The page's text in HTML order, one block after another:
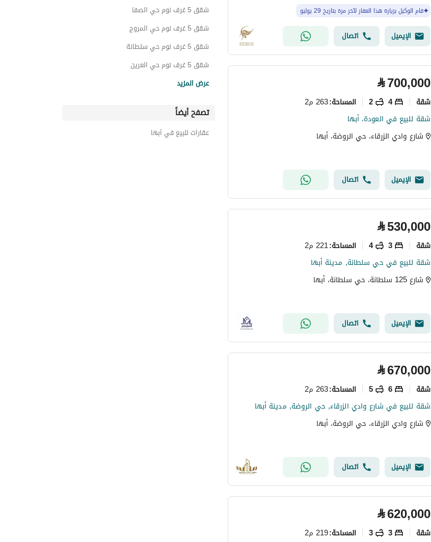
قام الوكيل بزيارة هذا العقار لآخر مرة بتاريخ 29 يوليو
الإيميل اتصال
⃁700,000
شقة 4
2 المساحة:263 م2
شقة للبيع في العودة، أبها
شارع وادي الزرقاء، حي الروضة، أبها
الإيميل اتصال
⃁530,000
شقة 3
4 المساحة:221 م2
شقة للبيع في حي سلطانة, مدينة أبها
شارع 125 سلطانة، حي سلطانة، أبها
الإيميل اتصال
⃁670,000
شقة 6
5 المساحة:263 م2
شقة للبيع في شارع وادي الزرقاء, حي الروضة, مدينة أبها
شارع وادي الزرقاء، حي الروضة، أبها
الإيميل اتصال
⃁620,000
شقة 3
3 المساحة:219 م2
شقق 5 غرف نوم حي الصفا
شقق 5 غرف نوم حي المروج
شقق 5 غرف نوم حي سلطانة
شقق 5 غرف نوم حي العرين
شقق 5 غرف نوم حي الروابي
شقق 5 غرف نوم حي الغدير
عرض المزيد
تصفح أيضاً
عقارات للبيع في أبها